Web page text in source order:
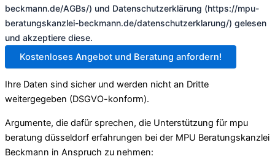
beckmann.de/AGBs/) und Datenschutzerklärung (https://mpu-
beratungskanzlei-beckmann.de/datenschutzerklarung/) gelesen
und akzeptiere diese.
Kostenloses Angebot und Beratung anfordern!
Ihre Daten sind sicher und werden nicht an Dritte
weitergegeben (DSGVO-konform).
Argumente, die dafür sprechen, die Unterstützung für mpu
beratung düsseldorf erfahrungen bei der MPU Beratungskanzlei
Beckmann in Anspruch zu nehmen: